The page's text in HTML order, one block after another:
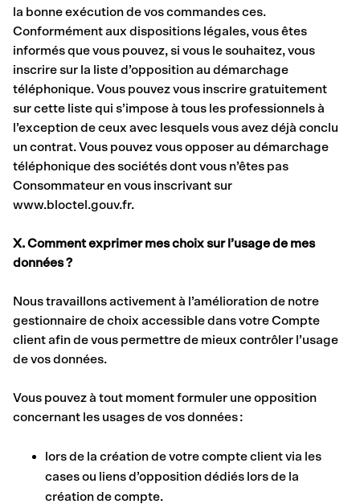
la bonne exécution de vos commandes ces.
Conformément aux dispositions légales, vous êtes
informés que vous pouvez, si vous le souhaitez, vous
inscrire sur la liste d’opposition au démarchage
téléphonique. Vous pouvez vous inscrire gratuitement
sur cette liste qui s’impose à tous les professionnels à
l’exception de ceux avec lesquels vous avez déjà conclu
un contrat. Vous pouvez vous opposer au démarchage
téléphonique des sociétés dont vous n’êtes pas
Consommateur en vous inscrivant sur
www.bloctel.gouv.fr.
X. Comment exprimer mes choix sur l’usage de mes
données ?
Nous travaillons activement à l’amélioration de notre
gestionnaire de choix accessible dans votre Compte
client afin de vous permettre de mieux contrôler l’usage
de vos données.
Vous pouvez à tout moment formuler une opposition
concernant les usages de vos données :
lors de la création de votre compte client via les
cases ou liens d’opposition dédiés lors de la
création de compte.